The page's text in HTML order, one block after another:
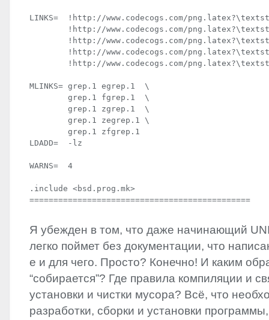
LINKS=  !http://www.codecogs.com/
!http://www.codecogs.com/
!http://www.codecogs.com/
!http://www.codecogs.com/
!http://www.codecogs.com/
MLINKS= grep.1 egrep.1  \
        grep.1 fgrep.1  \
        grep.1 zgrep.1  \
        grep.1 zegrep.1 \
        grep.1 zfgrep.1
LDADD=  -lz
WARNS=  4
.include <bsd.prog.mk>
==============================================
Я убежден в том, что даже начинающий
легко поймет без документации, что
е и для чего. Просто? Конечно! И каким
“собирается”? Где правила компиляции и
установки и чистки мусора? Всё, что
разработки, сборки и установки